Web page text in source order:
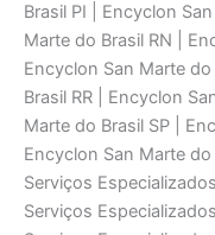
Brasil PI | Encyclon
Marte do Brasil RN |
Encyclon San Marte
Brasil RR | Encyclon
Marte do Brasil SP |
Encyclon San Marte
Serviços
Serviços